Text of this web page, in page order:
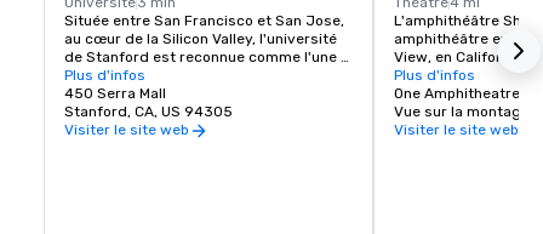
Située entre San Francisco et San Jose,
au cœur de la Silicon Valley, l'université
de Stanford est reconnue comme l'une
des principales institutions de recherche
et d'enseignement au monde.
Plus d'infos
450 Serra Mall
Stanford, CA, US 94305
Visiter le site web
L'amphithéâtre
amphithéâtre
View, en Californie,
baie de San
capacité de 22 500
Plus d'infos
One Amphitheatre
Vue sur la montagne,
Visiter le site web